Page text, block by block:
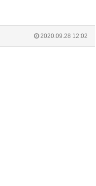
2020.09.28 12:02